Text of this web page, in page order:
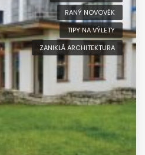
RANÝ NOVOVĚK
TIPY NA VÝLETY
ZANIKLÁ ARCHITEKTURA